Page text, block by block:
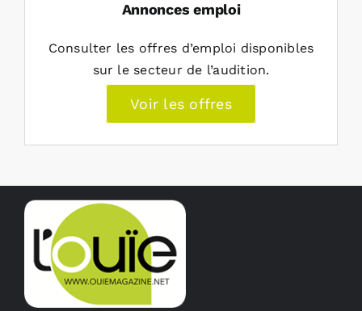
Annonces emploi
Consulter les offres d’emploi disponibles
sur le secteur de l’audition.
Voir les offres